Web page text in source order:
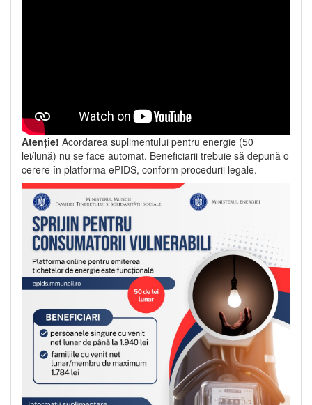
Atenție! Acordarea suplimentului pentru energie (50
lei/lună) nu se face automat. Beneficiarii trebuie să depună o
cerere în platforma ePIDS, conform procedurii legale.